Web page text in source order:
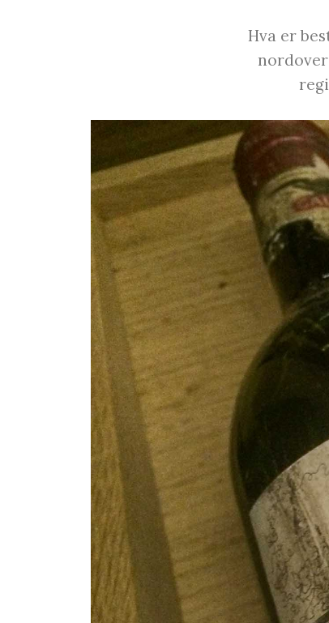
Hva er